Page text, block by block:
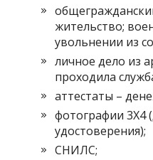
жительство;
увольнении из
личное дело из
проходила
аттестаты –
фотографии 3Х4
удостоверения);
СНИЛС;